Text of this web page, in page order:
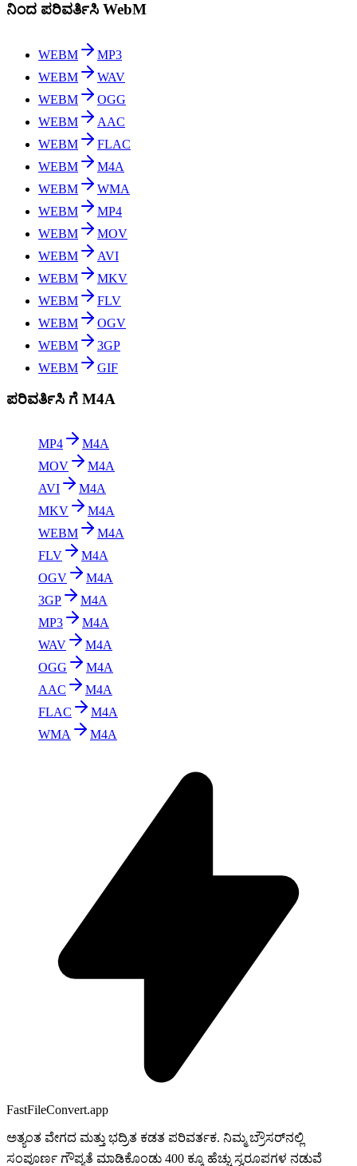
ನಿಂದ ಪರಿವರ್ತಿಸಿ WebM
WEBM
MP3
WEBM
WAV
WEBM
OGG
WEBM
AAC
WEBM
FLAC
WEBM
M4A
WEBM
WMA
WEBM
MP4
WEBM
MOV
WEBM
AVI
WEBM
MKV
WEBM
FLV
WEBM
OGV
WEBM
3GP
WEBM
GIF
ಪರಿವರ್ತಿಸಿ ಗೆ M4A
MP4
M4A
MOV
M4A
AVI
M4A
MKV
M4A
WEBM
M4A
FLV
M4A
OGV
M4A
3GP
M4A
MP3
M4A
WAV
M4A
OGG
M4A
AAC
M4A
FLAC
M4A
WMA
M4A
FastFileConvert.app
ಅತ್ಯಂತ ವೇಗದ ಮತ್ತು ಭದ್ರಿತ ಕಡತ ಪರಿವರ್ತಕ. ನಿಮ್ಮ ಬ್ರೌಸರ್‌ನಲ್ಲಿ
ಸಂಪೂರ್ಣ ಗೌಪ್ಯತೆ ಮಾಡಿಕೊಂಡು 400 ಕ್ಕೂ ಹೆಚ್ಚು ಸ್ವರೂಪಗಳ ನಡುವೆ